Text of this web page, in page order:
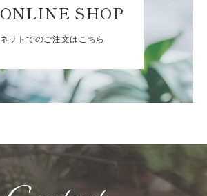
ONLINE SHOP
ネットでのご注文はこちら